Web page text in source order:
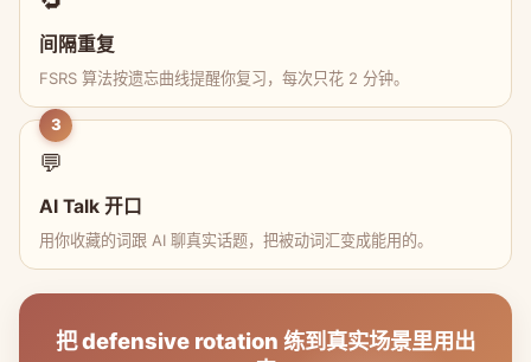
间隔重复
FSRS 算法按遗忘曲线提醒你复习，每次只花 2 分钟。
3
💬
AI Talk 开口
用你收藏的词跟 AI 聊真实话题，把被动词汇变成能用的。
把 defensive rotation 练到真实场景里用出